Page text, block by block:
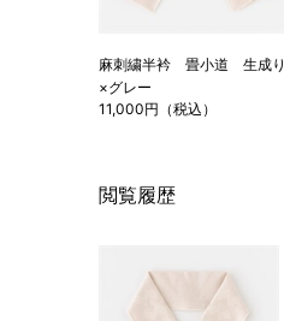
麻刺繍半衿 畳小道 生成り
×グレー
11,000円（税込）
閲覧履歴